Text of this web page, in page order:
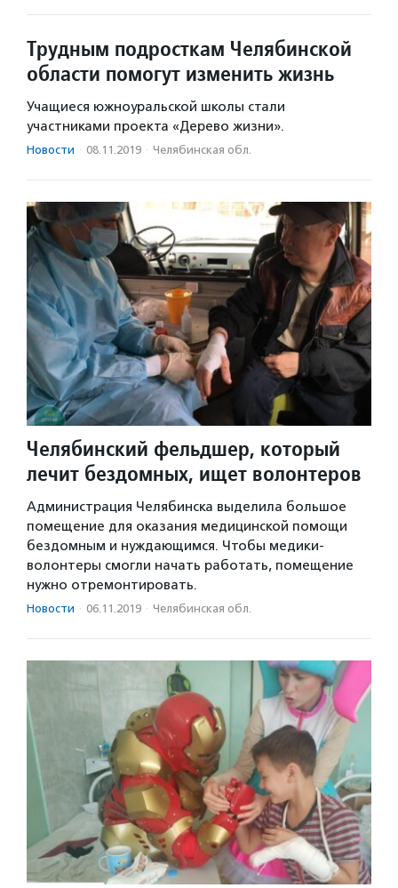
Трудным подросткам Челябинской
области помогут изменить жизнь
Учащиеся южноуральской школы стали
участниками проекта «Дерево жизни».
Новости · 08.11.2019 · Челябинская обл.
Челябинский фельдшер, который
лечит бездомных, ищет волонтеров
Администрация Челябинска выделила большое
помещение для оказания медицинской помощи
бездомным и нуждающимся. Чтобы медики-
волонтеры смогли начать работать, помещение
нужно отремонтировать.
Новости · 06.11.2019 · Челябинская обл.